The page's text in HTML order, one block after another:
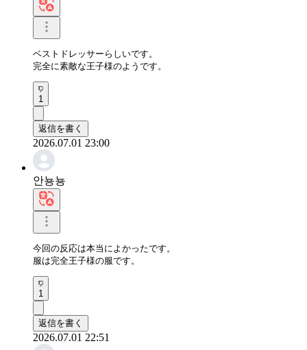
ベストドレッサーらしいです。
完全に素敵な王子様のようです。
1
返信を書く
2026.07.01 23:00
안뇽뇽
今回の反応は本当によかったです。
服は完全王子様の服です。
1
返信を書く
2026.07.01 22:51